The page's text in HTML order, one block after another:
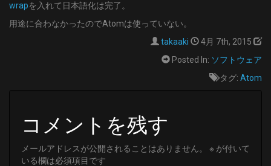
wrapを入れて日本語化は完了。
用途に合わなかったのでAtomは使っていない。
takaaki
4月 7th, 2015
Posted In: ソフトウェア
タグ: Atom
コメントを残す
メールアドレスが公開されることはありません。 ※ が付いて
いる欄は必須項目です